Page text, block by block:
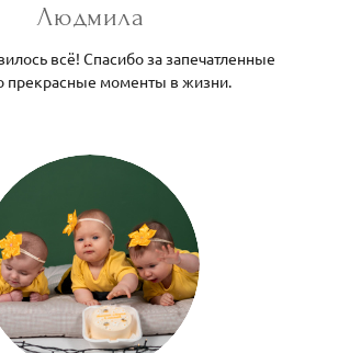
Людмила
всё! Спасибо за запечатленные
прекрасные моменты в жизни.